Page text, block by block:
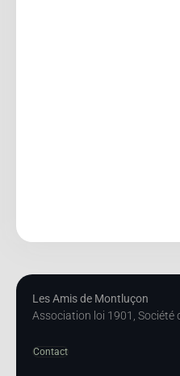
Les Amis de Montluçon
Association loi 1901, Société
Contact